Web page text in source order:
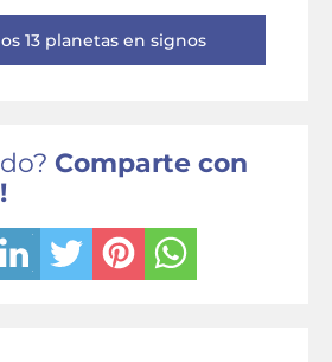
13 planetas en signos
Comparte con